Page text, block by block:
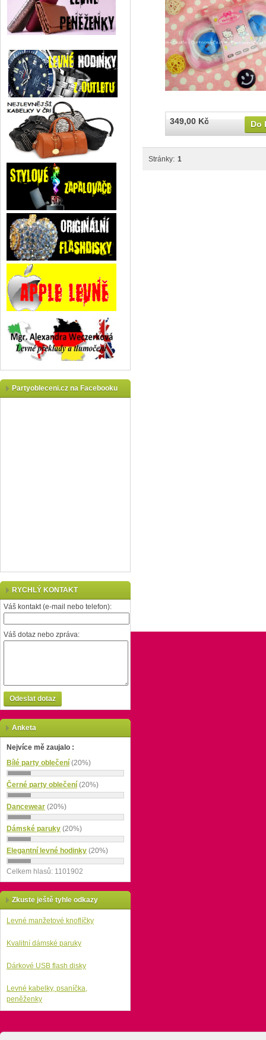
349,00 Kč Do
Stránky: 1
Partyobleceni.cz na Facebooku
RYCHLÝ KONTAKT
Váš kontakt (e-mail nebo telefon):
Váš dotaz nebo zpráva:
Odeslat dotaz
Anketa
Nejvíce mě zaujalo :
Bílé party oblečení (20%)
Černé party oblečení (20%)
Dancewear (20%)
Dámské paruky (20%)
Elegantní levné hodinky (20%)
Celkem hlasů: 1101902
Zkuste ještě tyhle odkazy
Levné manžetové knoflíčky
Kvalitní dámské paruky
Dárkové USB flash disky
Levné kabelky, psaníčka,
peněženky